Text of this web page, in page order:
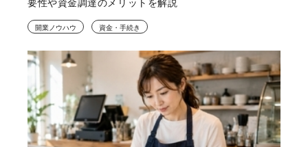
要性や資金調達のメリットを解説
開業ノウハウ 資金・手続き